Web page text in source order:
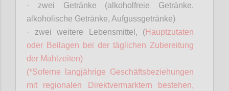
· zwei Getränke (alkoholfreie Getränke,
alkoholische Getränke, Aufgussgetränke)
· zwei weitere Lebensmittel, (Hauptzutaten
oder Beilagen bei der täglichen Zubereitung
der Mahlzeiten)
(*Soferne langjährige Geschäftsbeziehungen
mit regionalen
Direktvermarktern bestehen,